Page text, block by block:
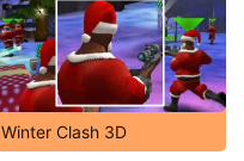
Winter Clash 3D